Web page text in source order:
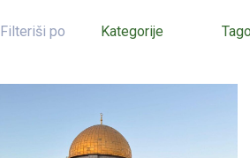
Filteriši po Kategorije